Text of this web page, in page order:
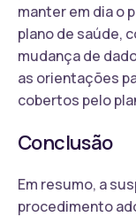
manter em dia o
plano de saúde,
mudança de
as orientações
cobertos pelo
Conclusão
Em resumo, a
procedimento